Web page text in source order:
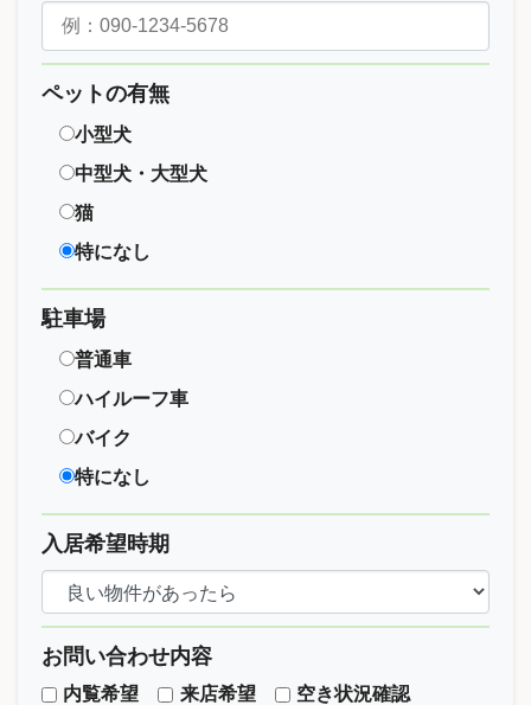
ペットの有無
小型犬
中型犬・大型犬
猫
特になし
駐車場
普通車
ハイルーフ車
バイク
特になし
入居希望時期
お問い合わせ内容
内覧希望 来店希望
空き状況確認